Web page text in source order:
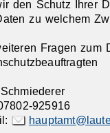
den Schutz Ihrer
zu welchem
Fragen zum
925916